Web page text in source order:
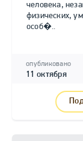
человека,
физических,
особ�..
опубликовано
11 октября